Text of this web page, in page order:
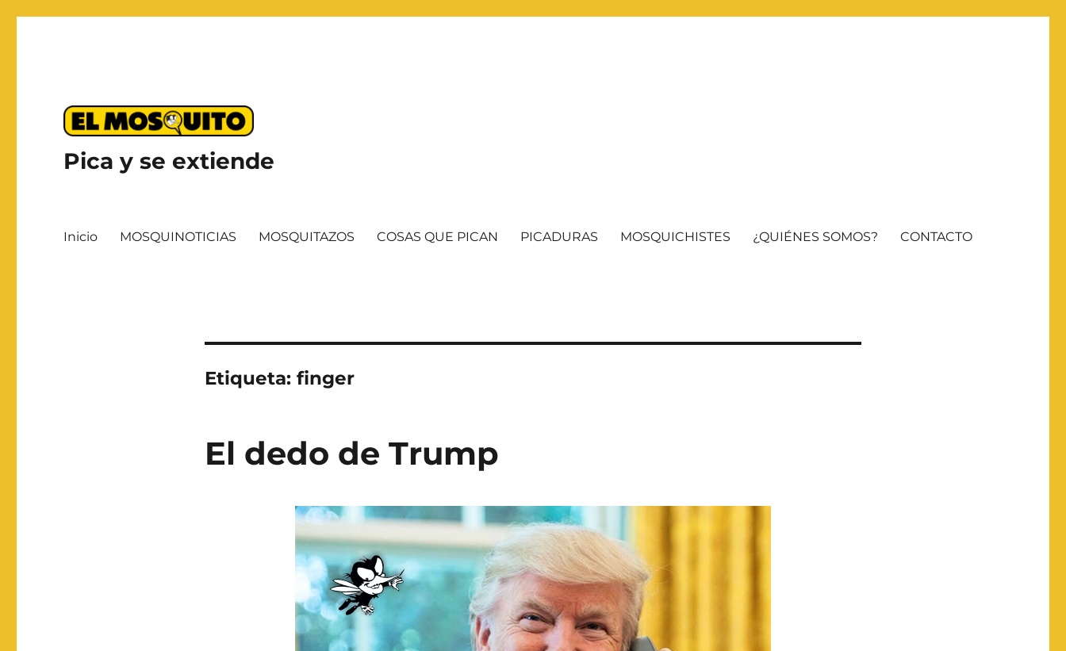
Pica y se extiende
Inicio MOSQUINOTICIAS MOSQUITAZOS COSAS QUE PICAN PICADURAS MOSQUICHISTES ¿QUIÉNES SOMOS? CONTACTO
Etiqueta: finger
El dedo de Trump